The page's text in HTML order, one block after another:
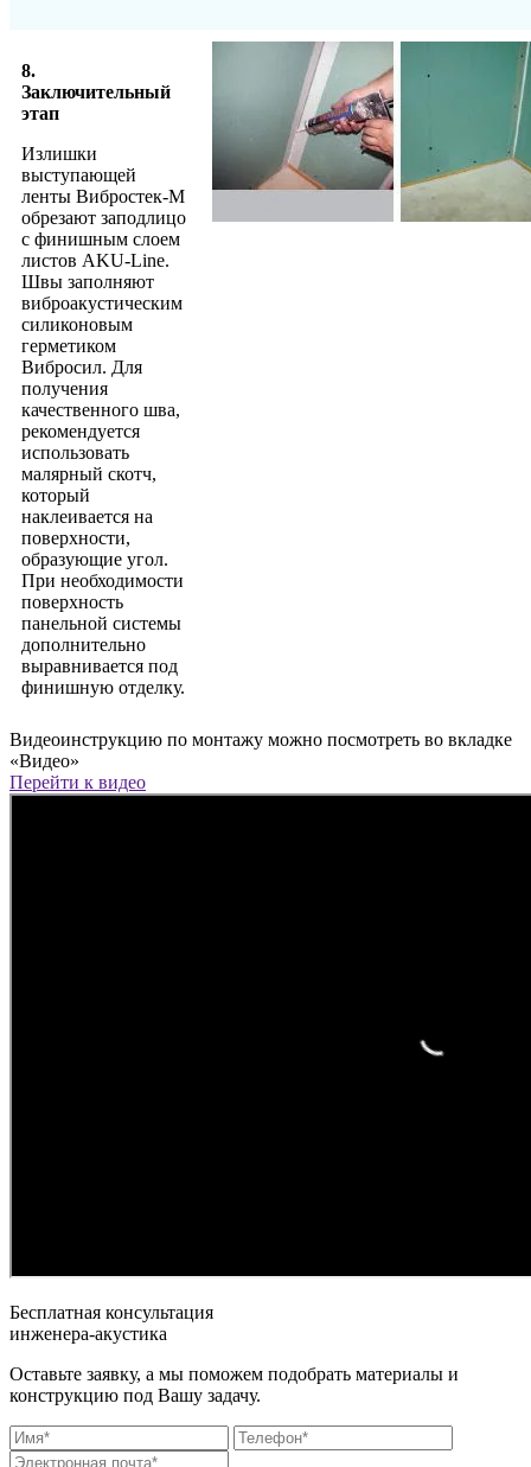
8.
Заключительный
этап
Излишки
выступающей
ленты Вибростек-М
обрезают заподлицо
с финишным слоем
листов AKU-Line.
Швы заполняют
виброакустическим
силиконовым
герметиком
Вибросил. Для
получения
качественного шва,
рекомендуется
использовать
малярный скотч,
который
наклеивается на
поверхности,
образующие угол.
При необходимости
поверхность
панельной системы
дополнительно
выравнивается под
финишную отделку.
Видеоинструкцию по монтажу можно посмотреть во вкладке
«Видео»
Перейти к видео
Бесплатная консультация
инженера-акустика
Оставьте заявку, а мы поможем подобрать материалы и
конструкцию под Вашу задачу.